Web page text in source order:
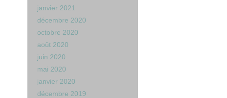
janvier 2021
décembre 2020
octobre 2020
août 2020
juin 2020
mai 2020
janvier 2020
décembre 2019